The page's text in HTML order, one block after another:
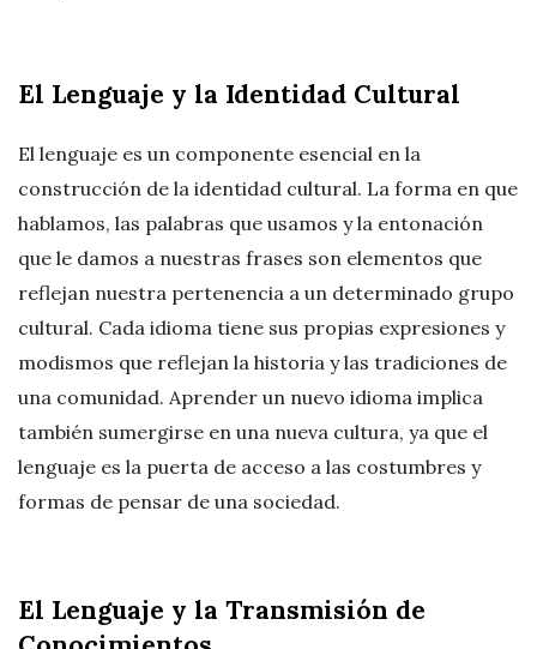
El Lenguaje y la Identidad Cultural
El lenguaje es un componente esencial en la
construcción de la identidad cultural. La forma en que
hablamos, las palabras que usamos y la entonación
que le damos a nuestras frases son elementos que
reflejan nuestra pertenencia a un determinado grupo
cultural. Cada idioma tiene sus propias expresiones y
modismos que reflejan la historia y las tradiciones de
una comunidad. Aprender un nuevo idioma implica
también sumergirse en una nueva cultura, ya que el
lenguaje es la puerta de acceso a las costumbres y
formas de pensar de una sociedad.
El Lenguaje y la Transmisión de